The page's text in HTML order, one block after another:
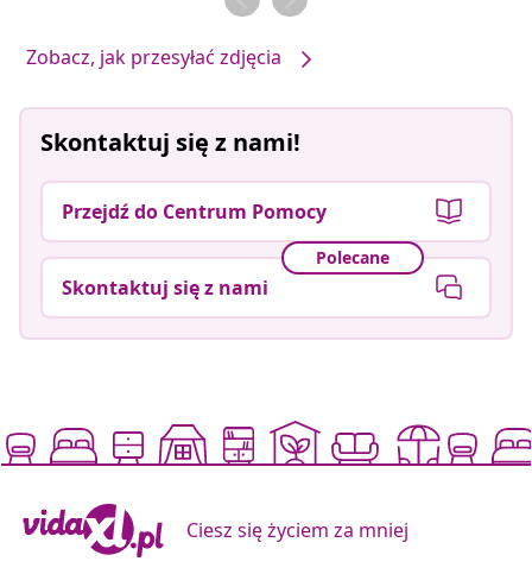
Zobacz, jak przesyłać zdjęcia
Skontaktuj się z nami!
Przejdź do Centrum Pomocy
Polecane
Skontaktuj się z nami
Ciesz się życiem za mniej